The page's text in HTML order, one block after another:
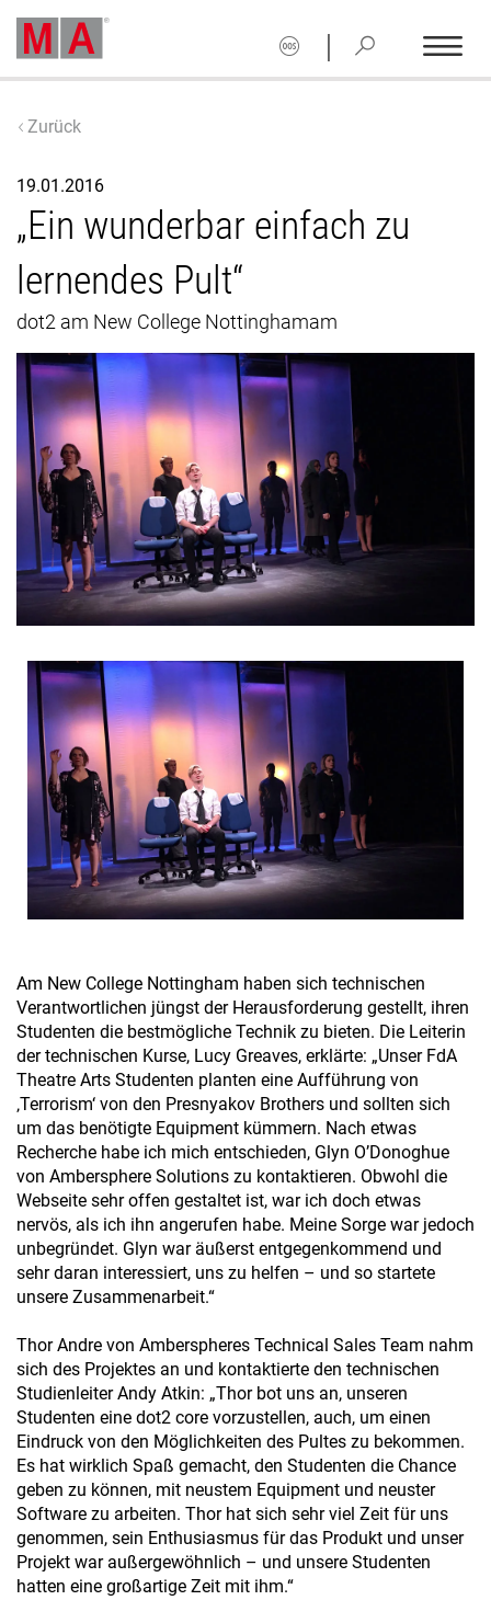
|
Zurück
19.01.2016
„Ein wunderbar einfach zu
lernendes Pult“
dot2 am New College Nottinghamam
Am New College Nottingham haben sich technischen
Verantwortlichen jüngst der Herausforderung gestellt, ihren
Studenten die bestmögliche Technik zu bieten. Die Leiterin
der technischen Kurse, Lucy Greaves, erklärte: „Unser FdA
Theatre Arts Studenten planten eine Aufführung von
‚Terrorism‘ von den Presnyakov Brothers und sollten sich
um das benötigte Equipment kümmern. Nach etwas
Recherche habe ich mich entschieden, Glyn O’Donoghue
von Ambersphere Solutions zu kontaktieren. Obwohl die
Webseite sehr offen gestaltet ist, war ich doch etwas
nervös, als ich ihn angerufen habe. Meine Sorge war jedoch
unbegründet. Glyn war äußerst entgegenkommend und
sehr daran interessiert, uns zu helfen – und so startete
unsere Zusammenarbeit.“
Thor Andre von Amberspheres Technical Sales Team nahm
sich des Projektes an und kontaktierte den technischen
Studienleiter Andy Atkin: „Thor bot uns an, unseren
Studenten eine dot2 core vorzustellen, auch, um einen
Eindruck von den Möglichkeiten des Pultes zu bekommen.
Es hat wirklich Spaß gemacht, den Studenten die Chance
geben zu können, mit neustem Equipment und neuster
Software zu arbeiten. Thor hat sich sehr viel Zeit für uns
genommen, sein Enthusiasmus für das Produkt und unser
Projekt war außergewöhnlich – und unsere Studenten
hatten eine großartige Zeit mit ihm.“